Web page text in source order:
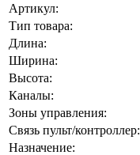
Артикул:
Тип товара:
Длина:
Ширина:
Высота:
Каналы:
Зоны управления:
Связь пульт/контроллер:
Назначение: